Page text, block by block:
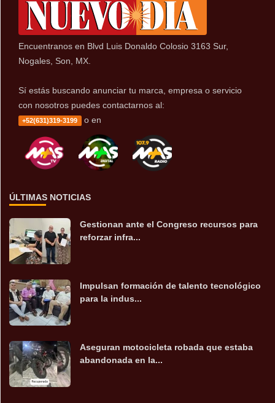
Encuentranos en Blvd Luis Donaldo Colosio 3163 Sur,
Nogales, Son, MX.
Sí estás buscando anunciar tu marca, empresa o servicio
con nosotros puedes contactarnos al:
+52(631)319-3199 o en
ÚLTIMAS NOTICIAS
Gestionan ante el Congreso recursos para
reforzar infra...
Impulsan formación de talento tecnológico
para la indus...
Aseguran motocicleta robada que estaba
abandonada en la...